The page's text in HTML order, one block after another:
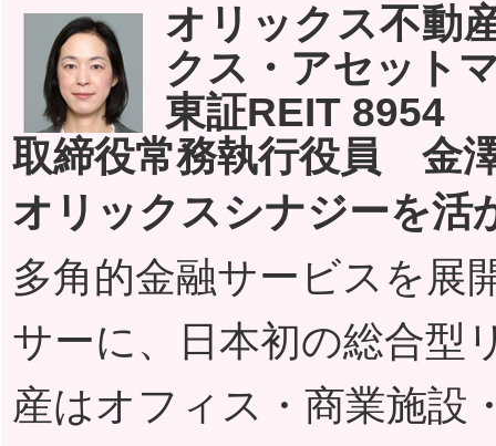
オリックス不動
クス・アセット
東証REIT 8954
取締役常務執行役員 金
オリックスシナジーを活
多角的金融サービスを展
サーに、日本初の総合型
産はオフィス・商業施設